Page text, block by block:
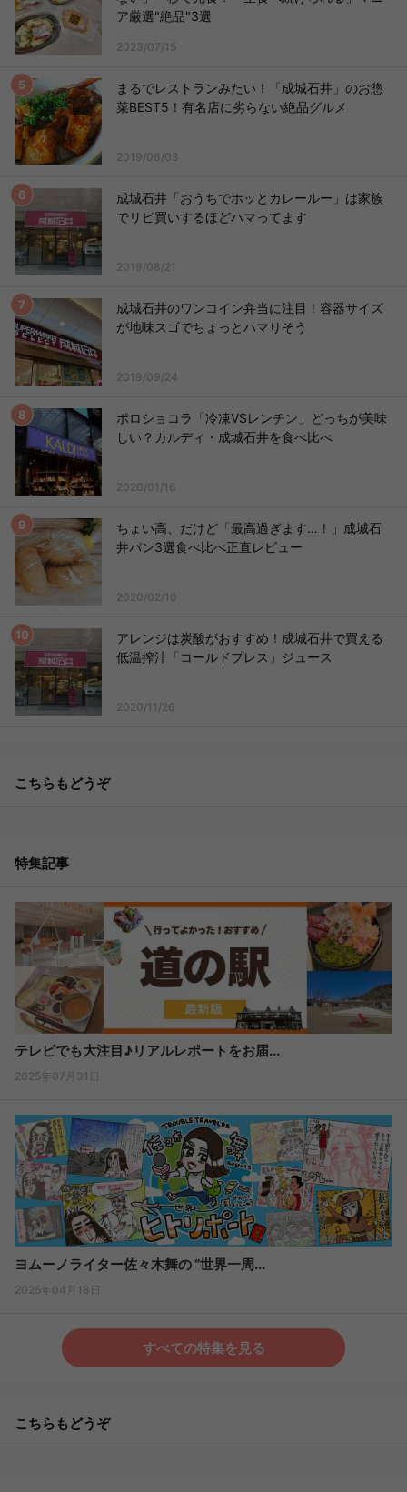
ア厳選"絶品"3選
2023/07/15
まるでレストランみたい！「成城石井」のお惣
菜BEST5！有名店に劣らない絶品グルメ
2019/06/03
成城石井「おうちでホッとカレールー」は家族
でリピ買いするほどハマってます
2019/08/21
成城石井のワンコイン弁当に注目！容器サイズ
が地味スゴでちょっとハマりそう
2019/09/24
ポロショコラ「冷凍VSレンチン」どっちが美味
しい？カルディ・成城石井を食べ比べ
2020/01/16
ちょい高、だけど「最高過ぎます…！」成城石
井パン3選食べ比べ正直レビュー
2020/02/10
アレンジは炭酸がおすすめ！成城石井で買える
低温搾汁「コールドプレス」ジュース
2020/11/26
こちらもどうぞ
特集記事
テレビでも大注目♪リアルレポートをお届...
2025年07月31日
ヨムーノライター佐々木舞の “世界一周...
2025年04月18日
すべての特集を見る
こちらもどうぞ